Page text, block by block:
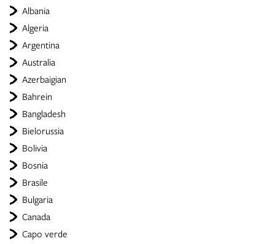
Albania
Algeria
Argentina
Australia
Azerbaigian
Bahrein
Bangladesh
Bielorussia
Bolivia
Bosnia
Brasile
Bulgaria
Canada
Capo verde